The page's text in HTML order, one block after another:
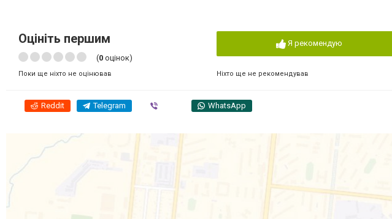
Оцініть першим
(0 оцінок)
Поки ще ніхто не оцінював
Я рекомендую
Ніхто ще не рекомендував
Reddit Telegram WhatsApp